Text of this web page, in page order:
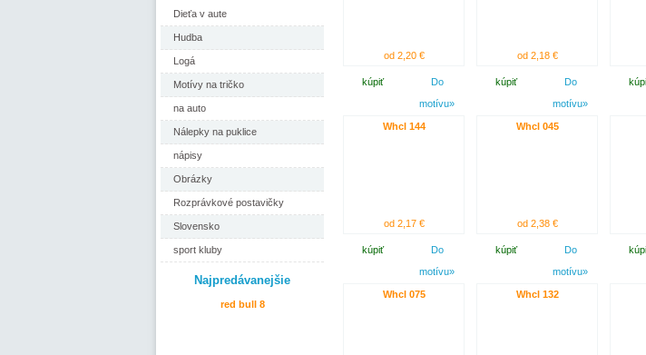
Dieťa v aute
Hudba
Logá
Motívy na tričko
na auto
Nálepky na puklice
nápisy
Obrázky
Rozprávkové postavičky
Slovensko
sport kluby
Najpredávanejšie
red bull 8
od 2,20 €
kúpiť
Do
motívu»
od 2,18 €
kúpiť
Do
motívu»
Whcl 144
od 2,17 €
kúpiť
Do
motívu»
Whcl 045
od 2,38 €
kúpiť
Do
motívu»
Whcl 075 Whcl 132